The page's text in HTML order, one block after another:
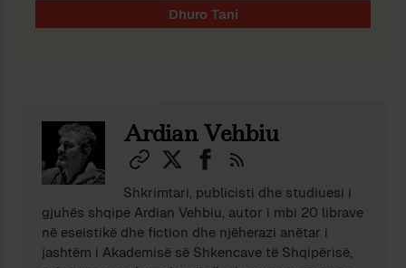
Ardian Vehbiu
Shkrimtari, publicisti dhe studiuesi i
gjuhës shqipe Ardian Vehbiu, autor i mbi 20 librave
në eseistikë dhe fiction dhe njëherazi anëtar i
jashtëm i Akademisë së Shkencave të Shqipërisë,